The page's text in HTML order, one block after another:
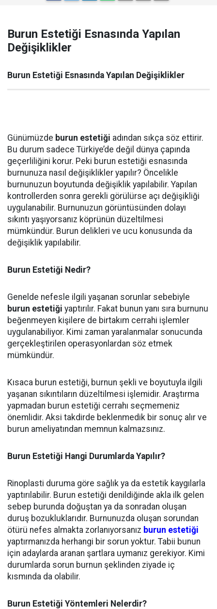
Burun Estetiği Esnasında Yapılan
Değişiklikler
Burun Estetiği Esnasında Yapılan Değişiklikler
Günümüzde burun estetiği adından sıkça söz ettirir.
Bu durum sadece Türkiye’de değil dünya çapında
geçerliliğini korur. Peki burun estetiği esnasında
burnunuza nasıl değişiklikler yapılır? Öncelikle
burnunuzun boyutunda değişiklik yapılabilir. Yapılan
kontrollerden sonra gerekli görülürse açı değişikliği
uygulanabilir. Burnunuzun görüntüsünden dolayı
sıkıntı yaşıyorsanız köprünün düzeltilmesi
mümkündür. Burun delikleri ve ucu konusunda da
değişiklik yapılabilir.
Burun Estetiği Nedir?
Genelde nefesle ilgili yaşanan sorunlar sebebiyle
burun estetiği yaptırılır. Fakat bunun yanı sıra burnunu
beğenmeyen kişilere de birtakım cerrahi işlemler
uygulanabiliyor. Kimi zaman yaralanmalar sonucunda
gerçekleştirilen operasyonlardan söz etmek
mümkündür.
Kısaca burun estetiği, burnun şekli ve boyutuyla ilgili
yaşanan sıkıntıların düzeltilmesi işlemidir. Araştırma
yapmadan burun estetiği cerrahı seçmemeniz
önemlidir. Aksi takdirde beklenmedik bir sonuç alır ve
burun ameliyatından memnun kalmazsınız.
Burun Estetiği Hangi Durumlarda Yapılır?
Rinoplasti duruma göre sağlık ya da estetik kaygılarla
yaptırılabilir. Burun estetiği denildiğinde akla ilk gelen
sebep burunda doğuştan ya da sonradan oluşan
duruş bozukluklarıdır. Burnunuzda oluşan sorundan
ötürü nefes almakta zorlanıyorsanız burun estetiği
yaptırmanızda herhangi bir sorun yoktur. Tabii bunun
için adaylarda aranan şartlara uymanız gerekiyor. Kimi
durumlarda sorun burnun şeklinden ziyade iç
kısmında da olabilir.
Burun Estetiği Yöntemleri Nelerdir?